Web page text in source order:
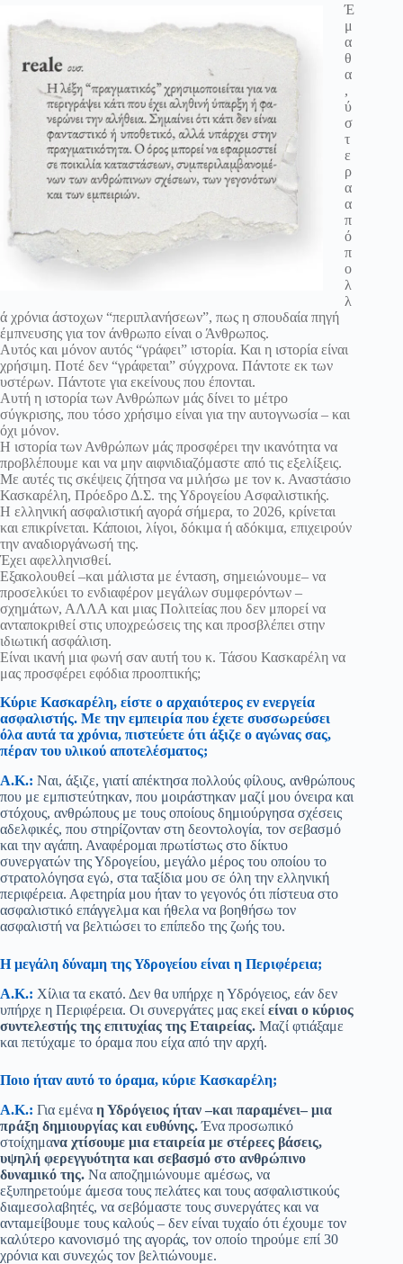
Έ
μ
α
θ
α
,
ύ
σ
τ
ε
ρ
α
α
π
ό
π
ο
λ
λ
ά χρόνια άστοχων “περιπλανήσεων”, πως η σπουδαία πηγή
έμπνευσης για τον άνθρωπο είναι ο Άνθρωπος.
Αυτός και μόνον αυτός “γράφει” ιστορία. Και η ιστορία είναι
χρήσιμη. Ποτέ δεν “γράφεται” σύγχρονα. Πάντοτε εκ των
υστέρων. Πάντοτε για εκείνους που έπονται.
Αυτή η ιστορία των Ανθρώπων μάς δίνει το μέτρο
σύγκρισης, που τόσο χρήσιμο είναι για την αυτογνωσία – και
όχι μόνον.
Η ιστορία των Ανθρώπων μάς προσφέρει την ικανότητα να
προβλέπουμε και να μην αιφνιδιαζόμαστε από τις εξελίξεις.
Με αυτές τις σκέψεις ζήτησα να μιλήσω με τον κ. Αναστάσιο
Κασκαρέλη, Πρόεδρο Δ.Σ. της Υδρογείου Ασφαλιστικής.
Η ελληνική ασφαλιστική αγορά σήμερα, το 2026, κρίνεται
και επικρίνεται. Κάποιοι, λίγοι, δόκιμα ή αδόκιμα, επιχειρούν
την αναδιοργάνωσή της.
Έχει αφελληνισθεί.
Εξακολουθεί –και μάλιστα με ένταση, σημειώνουμε– να
προσελκύει το ενδιαφέρον μεγάλων συμφερόντων –
σχημάτων, ΑΛΛΑ και μιας Πολιτείας που δεν μπορεί να
ανταποκριθεί στις υποχρεώσεις της και προσβλέπει στην
ιδιωτική ασφάλιση.
Είναι ικανή μια φωνή σαν αυτή του κ. Τάσου Κασκαρέλη να
μας προσφέρει εφόδια προοπτικής;
Κύριε Κασκαρέλη, είστε ο αρχαιότερος εν ενεργεία
ασφαλιστής. Με την εμπειρία που έχετε συσσωρεύσει
όλα αυτά τα χρόνια, πιστεύετε ότι άξιζε ο αγώνας σας,
πέραν του υλικού αποτελέσματος;
Α.Κ.: Ναι, άξιζε, γιατί απέκτησα πολλούς φίλους, ανθρώπους
που με εμπιστεύτηκαν, που μοιράστηκαν μαζί μου όνειρα και
στόχους, ανθρώπους με τους οποίους δημιούργησα σχέσεις
αδελφικές, που στηρίζονταν στη δεοντολογία, τον σεβασμό
και την αγάπη. Αναφέρομαι πρωτίστως στο δίκτυο
συνεργατών της Υδρογείου, μεγάλο μέρος του οποίου το
στρατολόγησα εγώ, στα ταξίδια μου σε όλη την ελληνική
περιφέρεια. Αφετηρία μου ήταν το γεγονός ότι πίστευα στο
ασφαλιστικό επάγγελμα και ήθελα να βοηθήσω τον
ασφαλιστή να βελτιώσει το επίπεδο της ζωής του.
Η μεγάλη δύναμη της Υδρογείου είναι η Περιφέρεια;
Α.Κ.: Χίλια τα εκατό. Δεν θα υπήρχε η Υδρόγειος, εάν δεν
υπήρχε η Περιφέρεια. Οι συνεργάτες μας εκεί είναι ο κύριος
συντελεστής της επιτυχίας της Εταιρείας. Μαζί φτιάξαμε
και πετύχαμε το όραμα που είχα από την αρχή.
Ποιο ήταν αυτό το όραμα, κύριε Κασκαρέλη;
Α.Κ.: Για εμένα η Υδρόγειος ήταν –και παραμένει– μια
πράξη δημιουργίας και ευθύνης.Ένα προσωπικό
στοίχημανα χτίσουμε μια εταιρεία με στέρεες βάσεις,
υψηλή φερεγγυότητα και σεβασμό στο ανθρώπινο
δυναμικό της. Να αποζημιώνουμε αμέσως, να
εξυπηρετούμε άμεσα τους πελάτες και τους ασφαλιστικούς
διαμεσολαβητές, να σεβόμαστε τους συνεργάτες και να
ανταμείβουμε τους καλούς – δεν είναι τυχαίο ότι έχουμε τον
καλύτερο κανονισμό της αγοράς, τον οποίο τηρούμε επί 30
χρόνια και συνεχώς τον βελτιώνουμε.